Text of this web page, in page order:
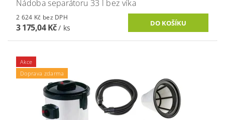
Nádoba separátoru 33 l bez víka
2 624 Kč bez DPH
3 175,04 Kč/ ks
Akce
Doprava zdarma